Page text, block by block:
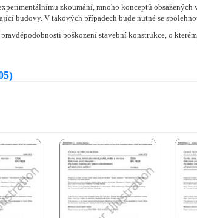
zkoumání, mnoho konceptů
budovy. V takových případech bude nutné se
poškození stavební konstrukce, o